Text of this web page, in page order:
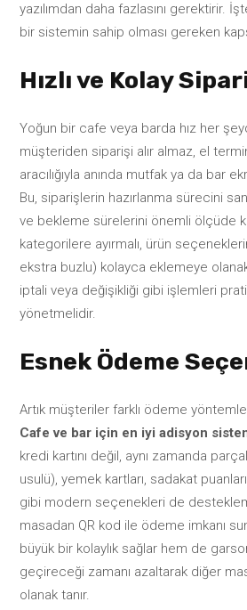
yazılımdan daha fazlasını gerektirir.
bir sistemin sahip olması gereken
Hızlı ve Kolay
Yoğun bir cafe veya barda hız her
müşteriden siparişi alır almaz, el
aracılığıyla anında mutfak ya da bar
Bu, siparişlerin hazırlanma sürecini
ve bekleme sürelerini önemli ölçüde
kategorilere ayırmalı, ürün
ekstra buzlu) kolayca eklemeye
iptali veya değişikliği gibi işlemleri
yönetmelidir.
Esnek Ödeme
Artık müşteriler farklı ödeme
Cafe ve bar için en iyi adisyon
kredi kartını değil, aynı zamanda
usulü), yemek kartları, sadakat
gibi modern seçenekleri de
masadan QR kod ile ödeme imkanı
büyük bir kolaylık sağlar hem de
geçireceği zamanı azaltarak diğer
olanak tanır.